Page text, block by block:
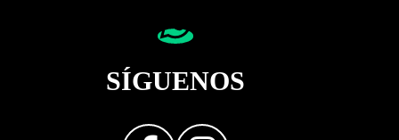
SÍGUENOS